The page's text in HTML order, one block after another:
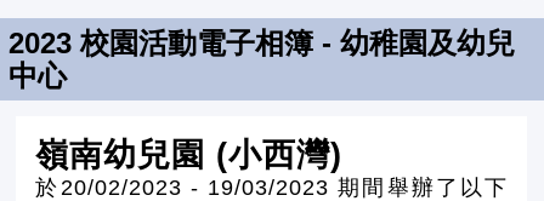
2023 校園活動電子相簿 - 幼稚園及幼兒
中心
嶺南幼兒園 (小西灣)
於20/02/2023 - 19/03/2023 期間舉辦了以下